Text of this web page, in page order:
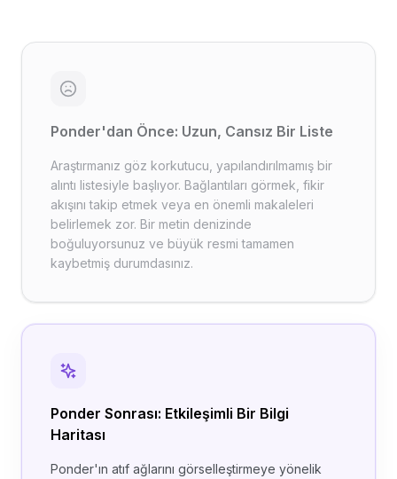
Ponder'dan Önce: Uzun, Cansız Bir Liste
Araştırmanız göz korkutucu, yapılandırılmamış bir
alıntı listesiyle başlıyor. Bağlantıları görmek, fikir
akışını takip etmek veya en önemli makaleleri
belirlemek zor. Bir metin denizinde
boğuluyorsunuz ve büyük resmi tamamen
kaybetmiş durumdasınız.
Ponder Sonrası: Etkileşimli Bir Bilgi
Haritası
Ponder'ın atıf ağlarını görselleştirmeye yönelik